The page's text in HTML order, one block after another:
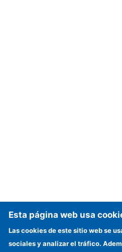
Esta página web usa
Las cookies de este sitio web se
sociales y analizar el tráfico.